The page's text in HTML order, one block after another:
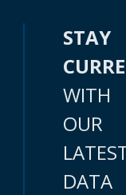
STAY
WITH
OUR
DATA